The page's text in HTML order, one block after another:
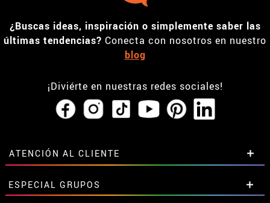
¿Buscas ideas, inspiración o simplemente saber las
últimas tendencias? Conecta con nosotros en nuestro
blog
¡Diviérte en nuestras redes sociales!
ATENCIÓN AL CLIENTE
• Horario tienda IBI
•Descuento estudiantes
ESPECIAL GRUPOS